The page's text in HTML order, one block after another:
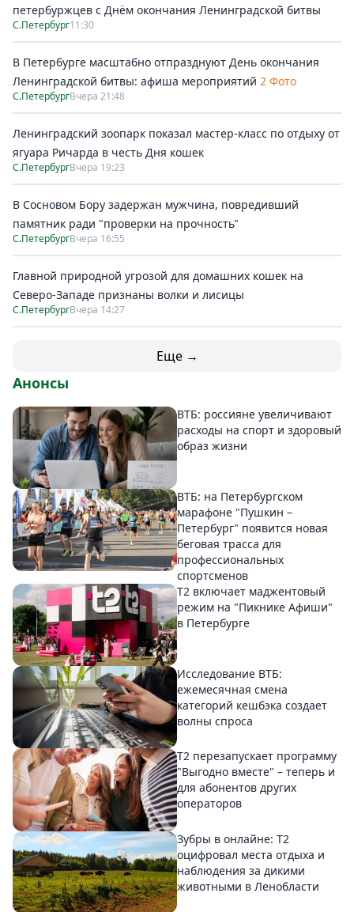
петербуржцев с Днём окончания Ленинградской битвы
С.Петербург11:30
В Петербурге масштабно отпразднуют День окончания
Ленинградской битвы: афиша мероприятий 2 Фото
С.ПетербургВчера 21:48
Ленинградский зоопарк показал мастер-класс по отдыху от
ягуара Ричарда в честь Дня кошек
С.ПетербургВчера 19:23
В Сосновом Бору задержан мужчина, повредивший
памятник ради "проверки на прочность"
С.ПетербургВчера 16:55
Главной природной угрозой для домашних кошек на
Северо-Западе признаны волки и лисицы
С.ПетербургВчера 14:27
Еще →
Анонсы
ВТБ: россияне увеличивают
расходы на спорт и здоровый
образ жизни
ВТБ: на Петербургском
марафоне "Пушкин –
Петербург" появится новая
беговая трасса для
профессиональных
спортсменов
Т2 включает маджентовый
режим на "Пикнике Афиши"
в Петербурге
Исследование ВТБ:
ежемесячная смена
категорий кешбэка создает
волны спроса
Т2 перезапускает программу
"Выгодно вместе" – теперь и
для абонентов других
операторов
Зубры в онлайне: Т2
оцифровал места отдыха и
наблюдения за дикими
животными в Ленобласти